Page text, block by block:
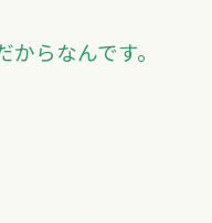
らなんです。